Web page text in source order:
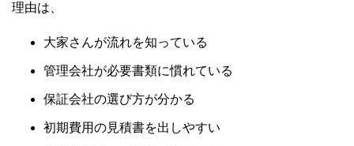
理由は、
大家さんが流れを知っている
管理会社が必要書類に慣れている
保証会社の選び方が分かる
初期費用の見積書を出しやすい